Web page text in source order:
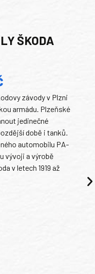
ŠKODA
závody v Plzni
armádu. Plzeňské
jedinečné
době i tanků.
automobilu PA-
vývoji a výrobě
v letech 1919 až